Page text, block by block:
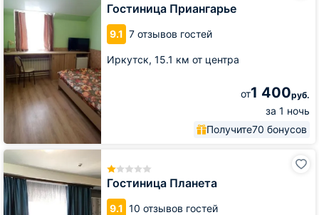
Гостиница Приангарье
9.1 7 отзывов гостей
Иркутск, 15.1 км от центра
от1 400руб.
за 1 ночь
Получите70 бонусов
Гостиница Планета
9.1 10 отзывов гостей
Гостиница
Планета